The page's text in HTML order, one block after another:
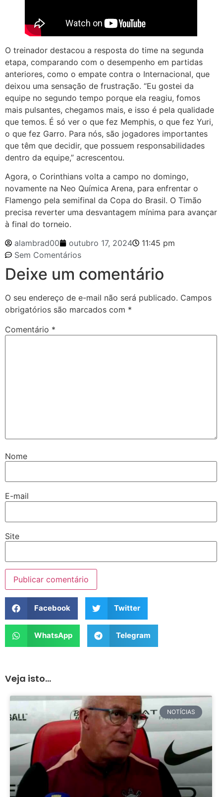
O treinador destacou a resposta do time na segunda
etapa, comparando com o desempenho em partidas
anteriores, como o empate contra o Internacional, que
deixou uma sensação de frustração. “Eu gostei da
equipe no segundo tempo porque ela reagiu, fomos
mais pulsantes, chegamos mais, e isso é pela qualidade
que temos. É só ver o que fez Memphis, o que fez Yuri,
o que fez Garro. Para nós, são jogadores importantes
que têm que decidir, que possuem responsabilidades
dentro da equipe,” acrescentou.
Agora, o Corinthians volta a campo no domingo,
novamente na Neo Química Arena, para enfrentar o
Flamengo pela semifinal da Copa do Brasil. O Timão
precisa reverter uma desvantagem mínima para avançar
à final do torneio.
alambrad00
outubro 17, 2024
11:45 pm
Sem Comentários
Deixe um comentário
O seu endereço de e-mail não será publicado. Campos
obrigatórios são marcados com *
Comentário *
Nome
E-mail
Site
Facebook Twitter
WhatsApp Telegram
Veja isto...
NOTÍCIAS